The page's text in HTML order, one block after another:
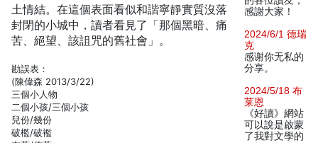
土情結。在這個表面看似和諧寧靜實質沒落
封閉的小城中，讀者看見了「那個黑暗、痛
苦、絕望、該詛咒的舊社會」。
勘誤表：
(陳偉森 2013/3/22)
三個小人物
二個小孩/三個小孩
兒份/幾份
破檻/破襤
感謝大家！
2024/6/1 德瑞
克
感谢你无私的
分享。
2024/5/18 布
莱恩
《好讀》網站
可以說是啟蒙
了我對文學的